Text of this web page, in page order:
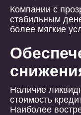
Компании с
стабильным
более мягкие
Наличие
стоимость
Наиболее